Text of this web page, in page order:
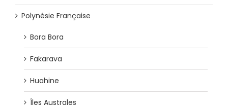
Polynésie Française
Bora Bora
Fakarava
Huahine
Îles Australes